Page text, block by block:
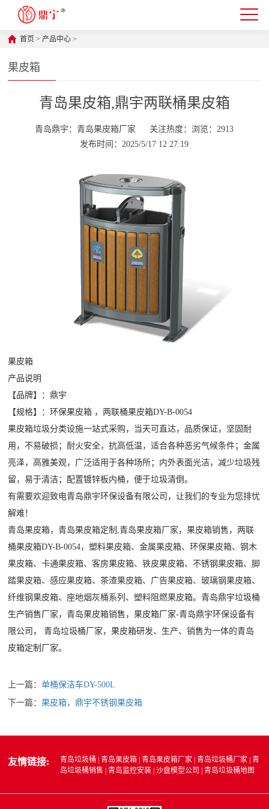
首页 >产品中心 >
果皮箱
青岛果皮箱,鼎宇两联桶果皮箱
青岛鼎宇：青岛果皮箱厂家
关注热度：浏览：2913
发布时间：2025/5/17 12:27:19
果皮箱
产品说明
【品牌】：鼎宇
【规格】：环保果皮箱 ，两联桶果皮箱DY-B-0054
果皮箱垃圾分类设施一站式采购，当天可直达，品质保证，坚固耐
用，不易破损；耐火安全，抗高低温，适合各种恶劣气候条件；金属
亮泽，高雅美观，广泛适用于各种场所；内外表面光洁，减少垃圾残
留，易于清洁；配置镀锌板内桶，便于垃圾清倒。
有需要欢迎致电青岛鼎宇环保设备有限公司，让我们的专业为您排忧
解难！
青岛果皮箱，青岛果皮箱定制,青岛果皮箱厂家，果皮箱销售，两联
桶果皮箱DY-B-0054，塑料果皮箱、金属果皮箱、环保果皮箱、钢木
果皮箱、卡通果皮箱、客房果皮箱、铁皮果皮箱、不锈钢果皮箱、脚
踏果皮箱、感应果皮箱、茶渣果皮箱、广告果皮箱、玻璃钢果皮箱、
纤维钢果皮箱、座地烟灰桶系列、塑料阻燃果皮箱。青岛鼎宇垃圾桶
生产销售厂家，青岛果皮箱销售，果皮箱厂家-青岛鼎宇环保设备有
限公司，青岛垃圾桶厂家 ，果皮箱研发、生产、销售为一体的青岛
皮箱定制厂家。
上一篇：单桶保洁车DY-500L
下一篇：果皮箱，鼎宇不锈钢果皮箱
友情链接: 青岛垃圾桶 |青岛果皮箱 |青岛果皮箱厂家 |青岛垃圾桶厂家 |青
岛垃圾桶销售 |青岛监控安装 |沙盘模型公司 |青岛垃圾桶地图